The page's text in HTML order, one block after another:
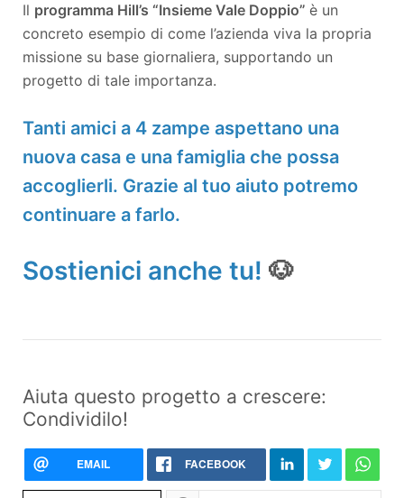
Il programma Hill’s “Insieme Vale Doppio” è un
concreto esempio di come l’azienda viva la propria
missione su base giornaliera, supportando un
progetto di tale importanza.
Tanti amici a 4 zampe aspettano una
nuova casa e una famiglia che possa
accoglierli. Grazie al tuo aiuto potremo
continuare a farlo.
Sostienici anche tu! 🐶
Aiuta questo progetto a crescere:
Condividilo!
EMAIL FACEBOOK